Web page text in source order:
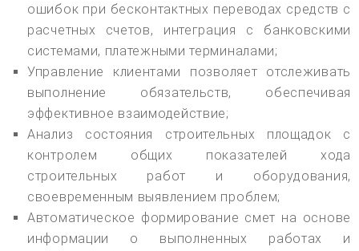
ошибок при бесконтактных переводах средств с
расчетных счетов, интеграция с банковскими
системами, платежными терминалами;
Управление клиентами позволяет отслеживать
выполнение обязательств, обеспечивая
эффективное взаимодействие;
Анализ состояния строительных площадок с
контролем общих показателей хода
строительных работ и оборудования,
своевременным выявлением проблем;
Автоматическое формирование смет на основе
информации о выполненных работах и